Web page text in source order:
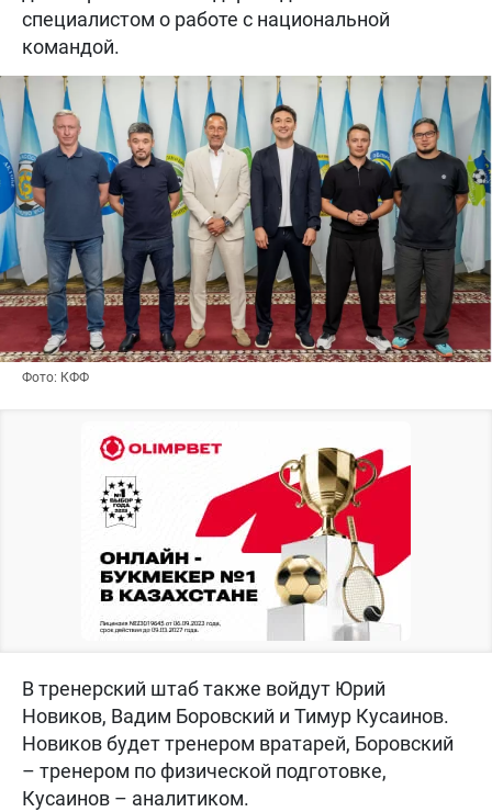
специалистом о работе с национальной
командой.
Фото: КФФ
В тренерский штаб также войдут Юрий
Новиков, Вадим Боровский и Тимур Кусаинов.
Новиков будет тренером вратарей, Боровский
– тренером по физической подготовке,
Кусаинов – аналитиком.